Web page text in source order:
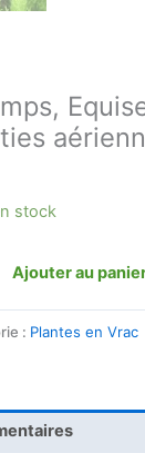
stock
Ajouter au
: Plantes en Vrac